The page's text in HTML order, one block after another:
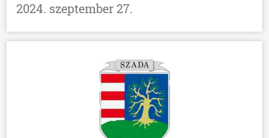
2024. szeptember 27.